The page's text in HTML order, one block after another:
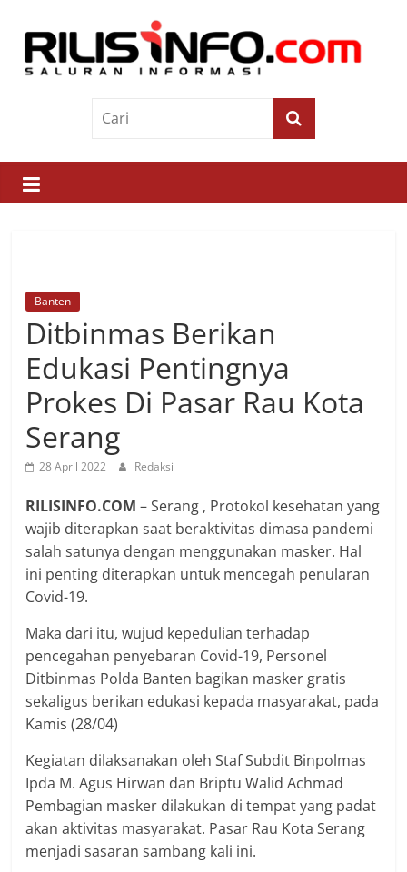
contentRilis
Saluran
Informasi
Banten
Ditbinmas Berikan
Edukasi Pentingnya
Prokes Di Pasar Rau Kota
Serang
28 April 2022 Redaksi
RILISINFO.COM – Serang , Protokol kesehatan yang
wajib diterapkan saat beraktivitas dimasa pandemi
salah satunya dengan menggunakan masker. Hal
ini penting diterapkan untuk mencegah penularan
Covid-19.
Maka dari itu, wujud kepedulian terhadap
pencegahan penyebaran Covid-19, Personel
Ditbinmas Polda Banten bagikan masker gratis
sekaligus berikan edukasi kepada masyarakat, pada
Kamis (28/04)
Kegiatan dilaksanakan oleh Staf Subdit Binpolmas
Ipda M. Agus Hirwan dan Briptu Walid Achmad
Pembagian masker dilakukan di tempat yang padat
akan aktivitas masyarakat. Pasar Rau Kota Serang
menjadi sasaran sambang kali ini.